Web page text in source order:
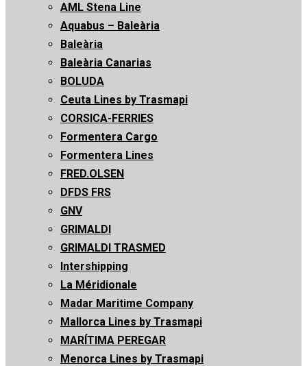
AML Stena Line
Aquabus – Baleària
Baleària
Baleària Canarias
BOLUDA
Ceuta Lines by Trasmapi
CORSICA-FERRIES
Formentera Cargo
Formentera Lines
FRED.OLSEN
DFDS FRS
GNV
GRIMALDI
GRIMALDI TRASMED
Intershipping
La Méridionale
Madar Maritime Company
Mallorca Lines by Trasmapi
MARÍTIMA PEREGAR
Menorca Lines by Trasmapi